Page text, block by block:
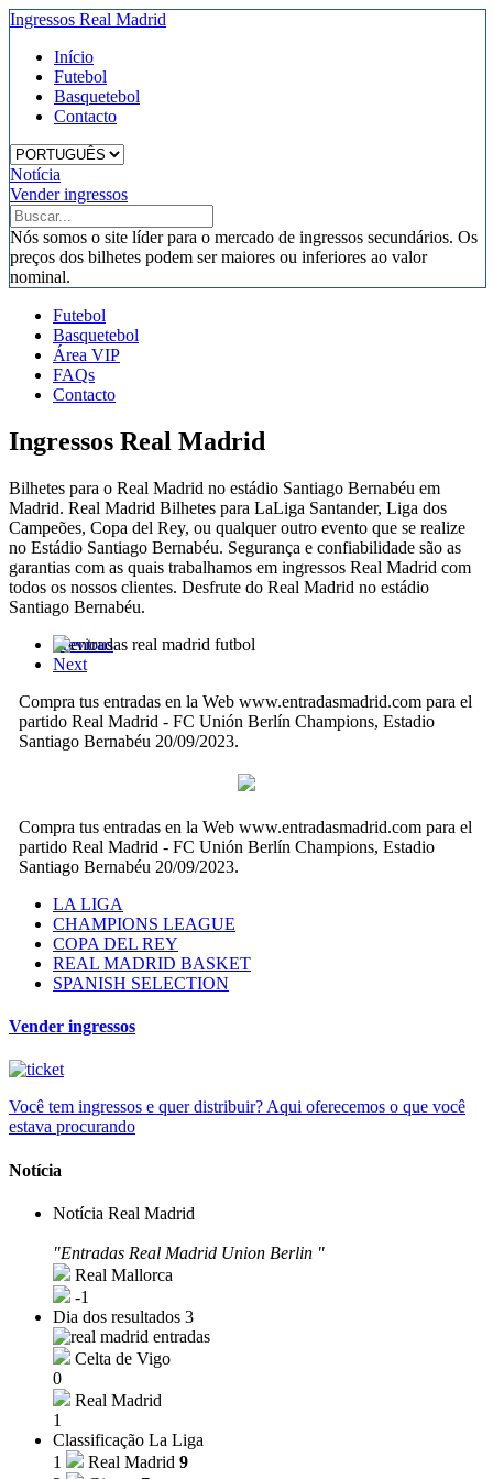
Ingressos Real Madrid
Início
Futebol
Basquetebol
Contacto
Notícia
Vender ingressos
Nós somos o site líder para o mercado de ingressos secundários. Os
preços dos bilhetes podem ser maiores ou inferiores ao valor
nominal.
Futebol
Basquetebol
Área VIP
FAQs
Contacto
Ingressos Real Madrid
Bilhetes para o Real Madrid no estádio Santiago Bernabéu em
Madrid. Real Madrid Bilhetes para LaLiga Santander, Liga dos
Campeões, Copa del Rey, ou qualquer outro evento que se realize
no Estádio Santiago Bernabéu. Segurança e confiabilidade são as
garantias com as quais trabalhamos em ingressos Real Madrid com
todos os nossos clientes. Desfrute do Real Madrid no estádio
Santiago Bernabéu.
Previous
Next
Compra tus entradas en la Web www.entradasmadrid.com para el
partido Real Madrid - FC Unión Berlín Champions, Estadio
Santiago Bernabéu 20/09/2023.
Compra tus entradas en la Web www.entradasmadrid.com para el
partido Real Madrid - FC Unión Berlín Champions, Estadio
Santiago Bernabéu 20/09/2023.
LA LIGA
CHAMPIONS LEAGUE
COPA DEL REY
REAL MADRID BASKET
SPANISH SELECTION
Vender ingressos
Você tem ingressos e quer distribuir? Aqui oferecemos o que você
estava procurando
Notícia
Notícia Real Madrid
"Entradas Real Madrid Union Berlin "
Real Mallorca
-1
Dia dos resultados 3
Celta de Vigo
0
Real Madrid
1
Classificação La Liga
1
Real Madrid 9